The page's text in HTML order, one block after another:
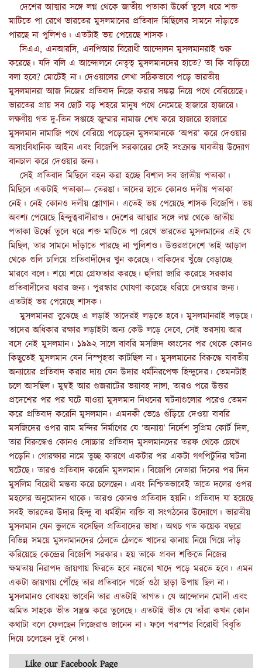
দেশের আত্মার সঙ্গে লগ্ন থেকে জাতীয় পতাকা উর্ধ্বে তুলে ধরে শক্ত
মাটিতে পা রেখে ভারতের মুসলমানের প্রতিবাদ মিছিলের সামনে দাঁড়াতে
পারছে না পুলিশও। এতটাই ভয় পেয়েছে শাসক।
সিএএ, এনআরসি, এনপিআর বিরোধী আন্দোলন মুসলমানরাই শুরু
করেছে। যদি বলি এ আন্দোলনে নেতৃত্ব মুসলমানদের হাতে? তা কি বাড়িয়ে
বলা হবে? মোটেই না। দেওয়ালের লেখা সঠিকভাবে পড়ে ভারতীয়
মুসলমানরা আজ নিজের প্রতিবাদ নিজে করার সঙ্কল্প নিয়ে পথে বেরিয়েছে।
ভারতের প্রায় সব ছোট বড় শহরে মানুষ পথে নেমেছে হাজারে হাজারে।
লক্ষণীয় গত দু-তিন সপ্তাহে জুম্মার নামাজ শেষ করে হাজারে হাজারে
মুসলমান নামাজি পথে বেরিয়ে পড়েছেন মুসলমানকে ‘অপর’ করে দেওয়ার
অসাংবিধানিক আইন এবং বিজেপি সরকারের সেই সংক্রান্ত যাবতীয় উদ্যোগ
বানচাল করে দেওয়ার জন্য।
সেই প্রতিবাদ মিছিলে বহন করা হচ্ছে বিশাল সব জাতীয় পতাকা।
মিছিলে একটাই পতাকা— তেরঙা। তাদের হাতে কোনও দলীয় পতাকা
নেই। নেই কোনও দলীয় শ্লোগান। এতেই ভয় পেয়েছে শাসক বিজেপি। ভয়
অবশ্য পেয়েছে হিন্দুত্ববাদীরাও। দেশের আত্মার সঙ্গে লগ্ন থেকে জাতীয়
পতাকা উর্ধ্বে তুলে ধরে শক্ত মাটিতে পা রেখে ভারতের মুসলমানের এই যে
মিছিল, তার সামনে দাঁড়াতে পারছে না পুলিশও ।উত্তরপ্রদেশে তাই আড়াল
থেকে গুলি চালিয়ে প্রতিবাদীদের খুন করেছে। বাকিদের খুঁজে বেড়াচ্ছে
মারবে বলে। শয়ে শয়ে গ্রেফতার করছে। হুলিয়া জারি করেছে সরকার
প্রতিবাদীদের ধরার জন্য। পুরস্কার ঘোষণা করেছে ধরিয়ে দেওয়ার জন্য।
এতটাই ভয় পেয়েছে শাসক।
মুসলমানরা বুঝেছে এ লড়াই তাদেরই লড়তে হবে। মুসল‌মানরাই লড়ছে।
তাদের অধিকার রক্ষার লড়াইটা অন্য কেউ লড়ে দেবে, সেই ভরসায় আর
বসে নেই মুসলমান। ১৯৯২ সালে বাবরি মসজিদ ধ্বংসের পর থেকে কোনও
কিছুতেই মুসলমান যেন নিস্পৃহতা কাটছিল না।মুসলমানের বিরুদ্ধে যাবতীয়
অন্যায়ের প্রতিবাদ করার দায় যেন উদার ধর্মনিরপেক্ষ হিন্দুদের। তেমনটাই
চলে আসছিল। মুম্বই আর গুজরাটের ভয়াবহ দাঙ্গা, তারও পরে উত্তর
প্রদেশের পর পর ঘটে যাওয়া মুসলমান নিধনের ঘটনাগুলোর পরেও তেমন
করে প্রতিবাদ করেনি মুসলমান। এমনকী ভেঙে গুঁড়িয়ে দেওয়া বাবরি
মসজিদের ওপর রাম মন্দির নির্মাণের যে ‘অন্যায়’ নির্দেশ সুপ্রিম কোর্ট দিল,
তার বিরুদ্ধেও কোনও সোচ্চার প্রতিবাদ মুসলমানদের তরফ থেকে চোখে
পড়েনি। গোরক্ষার নামে তুচ্ছ কারণে একটার পর একটা গণপিটুনির ঘটনা
ঘটেছে। তারও প্রতিবাদ করেনি মুসলমান। বিজেপি নেতারা দিনের পর দিন
মুসলিম বিরেধী মন্তব্য করে চলেছেন। এবং নিশ্চিতভাবেই তাতে দলের ওপর
মহলের অনুমোদন থাকে। তারও কোনও প্রতিবাদ হয়নি। প্রতিবাদ যা হয়েছে
সবই ভারতের উদার হিন্দু বা ধর্মহীন ব্যক্তি বা সংগঠনের উদ্যোগে। ভারতীয়
মুসলমান যেন ভুলতে বসেছিল প্রতিবাদের ভাষা। অথচ গত কয়েক বছরে
বিভিন্ন সময়ে মুসলমানদের ঠেলতে ঠেলতে খাদের কানায় নিয়ে গিয়ে দাঁড়
করিয়েছে কেন্দ্রের বিজেপি সরকার। হয় তাকে প্রবল শক্তিতে নিজের
ক্ষমতায় নিরাপদ জায়গায় ফিরতে হবে নয়তো খাদে পড়ে মরতে হবে। এমন
একটা জায়গায় পৌঁছে তার প্রতিবাদে গর্জে ওঠা ছাড়া উপায় ছিল না।
মুসলমানও বোধহয় ভাবেনি তার এতটাই তাগত। যে আন্দোলন মোদী এবং
অমিত সাহকে ভীত সন্ত্রস্ত করে তুলেছে। এতটাই ভীত যে তাঁরা কখন কোন
কথাটা বলে ফেলছেন লিজেরাও জানেন না। ফলে পরস্পর বিরোধী বিবৃতি
দিয়ে চলেছেন দুই নেতা।
Like our Facebook Page